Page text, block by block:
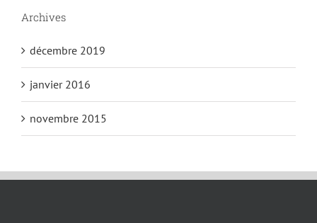
Archives
décembre 2019
janvier 2016
novembre 2015